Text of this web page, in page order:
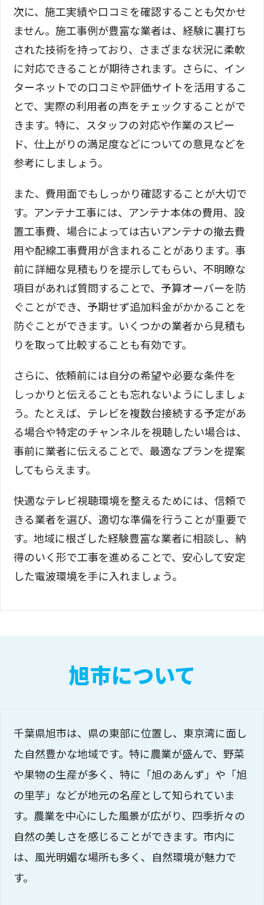
次に、施工実績や口コミを確認することも欠かせ
ません。施工事例が豊富な業者は、経験に裏打ち
された技術を持っており、さまざまな状況に柔軟
に対応できることが期待されます。さらに、イン
ターネットでの口コミや評価サイトを活用するこ
とで、実際の利用者の声をチェックすることがで
きます。特に、スタッフの対応や作業のスピー
ド、仕上がりの満足度などについての意見などを
参考にしましょう。
また、費用面でもしっかり確認することが大切で
す。アンテナ工事には、アンテナ本体の費用、設
置工事費、場合によっては古いアンテナの撤去費
用や配線工事費用が含まれることがあります。事
前に詳細な見積もりを提示してもらい、不明瞭な
項目があれば質問することで、予算オーバーを防
ぐことができ、予期せず追加料金がかかることを
防ぐことができます。いくつかの業者から見積も
りを取って比較することも有効です。
さらに、依頼前には自分の希望や必要な条件を
しっかりと伝えることも忘れないようにしましょ
う。たとえば、テレビを複数台接続する予定があ
る場合や特定のチャンネルを視聴したい場合は、
事前に業者に伝えることで、最適なプランを提案
してもらえます。
快適なテレビ視聴環境を整えるためには、信頼で
きる業者を選び、適切な準備を行うことが重要で
す。地域に根ざした経験豊富な業者に相談し、納
得のいく形で工事を進めることで、安心して安定
した電波環境を手に入れましょう。
旭市について
千葉県旭市は、県の東部に位置し、東京湾に面し
た自然豊かな地域です。特に農業が盛んで、野菜
や果物の生産が多く、特に「旭のあんず」や「旭
の里芋」などが地元の名産として知られていま
す。農業を中心にした風景が広がり、四季折々の
自然の美しさを感じることができます。市内に
は、風光明媚な場所も多く、自然環境が魅力で
す。